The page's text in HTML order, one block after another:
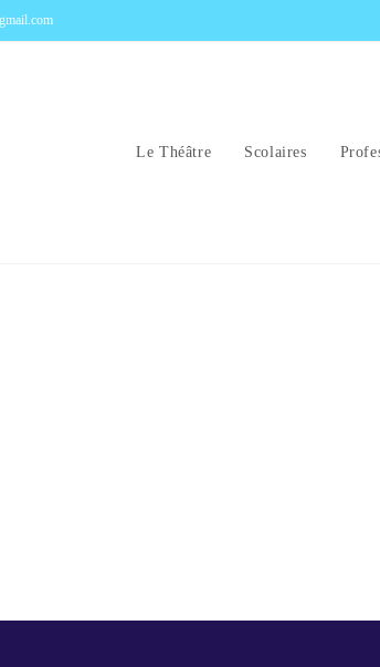
Le Théâtre Scolaires